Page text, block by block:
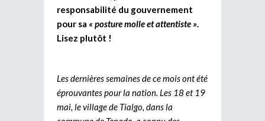
responsabilité du gouvernement
pour sa « posture molle et attentiste ».
Lisez plutôt !
Les dernières semaines de ce mois ont été
éprouvantes pour la nation. Les 18 et 19
mai, le village de Tialgo, dans la